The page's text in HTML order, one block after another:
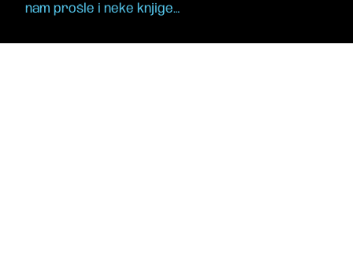
nam prošle i neke knjige…